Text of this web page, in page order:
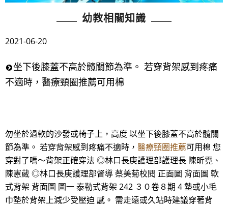
幼教相關知識
2021-06-20
坐下後膝蓋不高於髖關節為準。 若穿背架感到疼痛
不適時，醫療頸圈推薦可用棉
勿坐於過軟的沙發或椅子上，高度 以坐下後膝蓋不高於髖關
節為準。 若穿背架感到疼痛不適時， 醫療頸圈推薦可用棉 您
穿對了嗎～背架正確穿法 ◎林口長庚護理部護理長 陳昕霓、
陳憲葳 ◎林口長庚護理部督導 蔡美菊校閱 正面圖 背面圖 軟
式背架 背面圖 圖一 泰勒式背架 242 ３０卷８期 4 墊或小毛
巾墊於背架上減少受壓迫 感。 需走遠或久站時建議穿著背